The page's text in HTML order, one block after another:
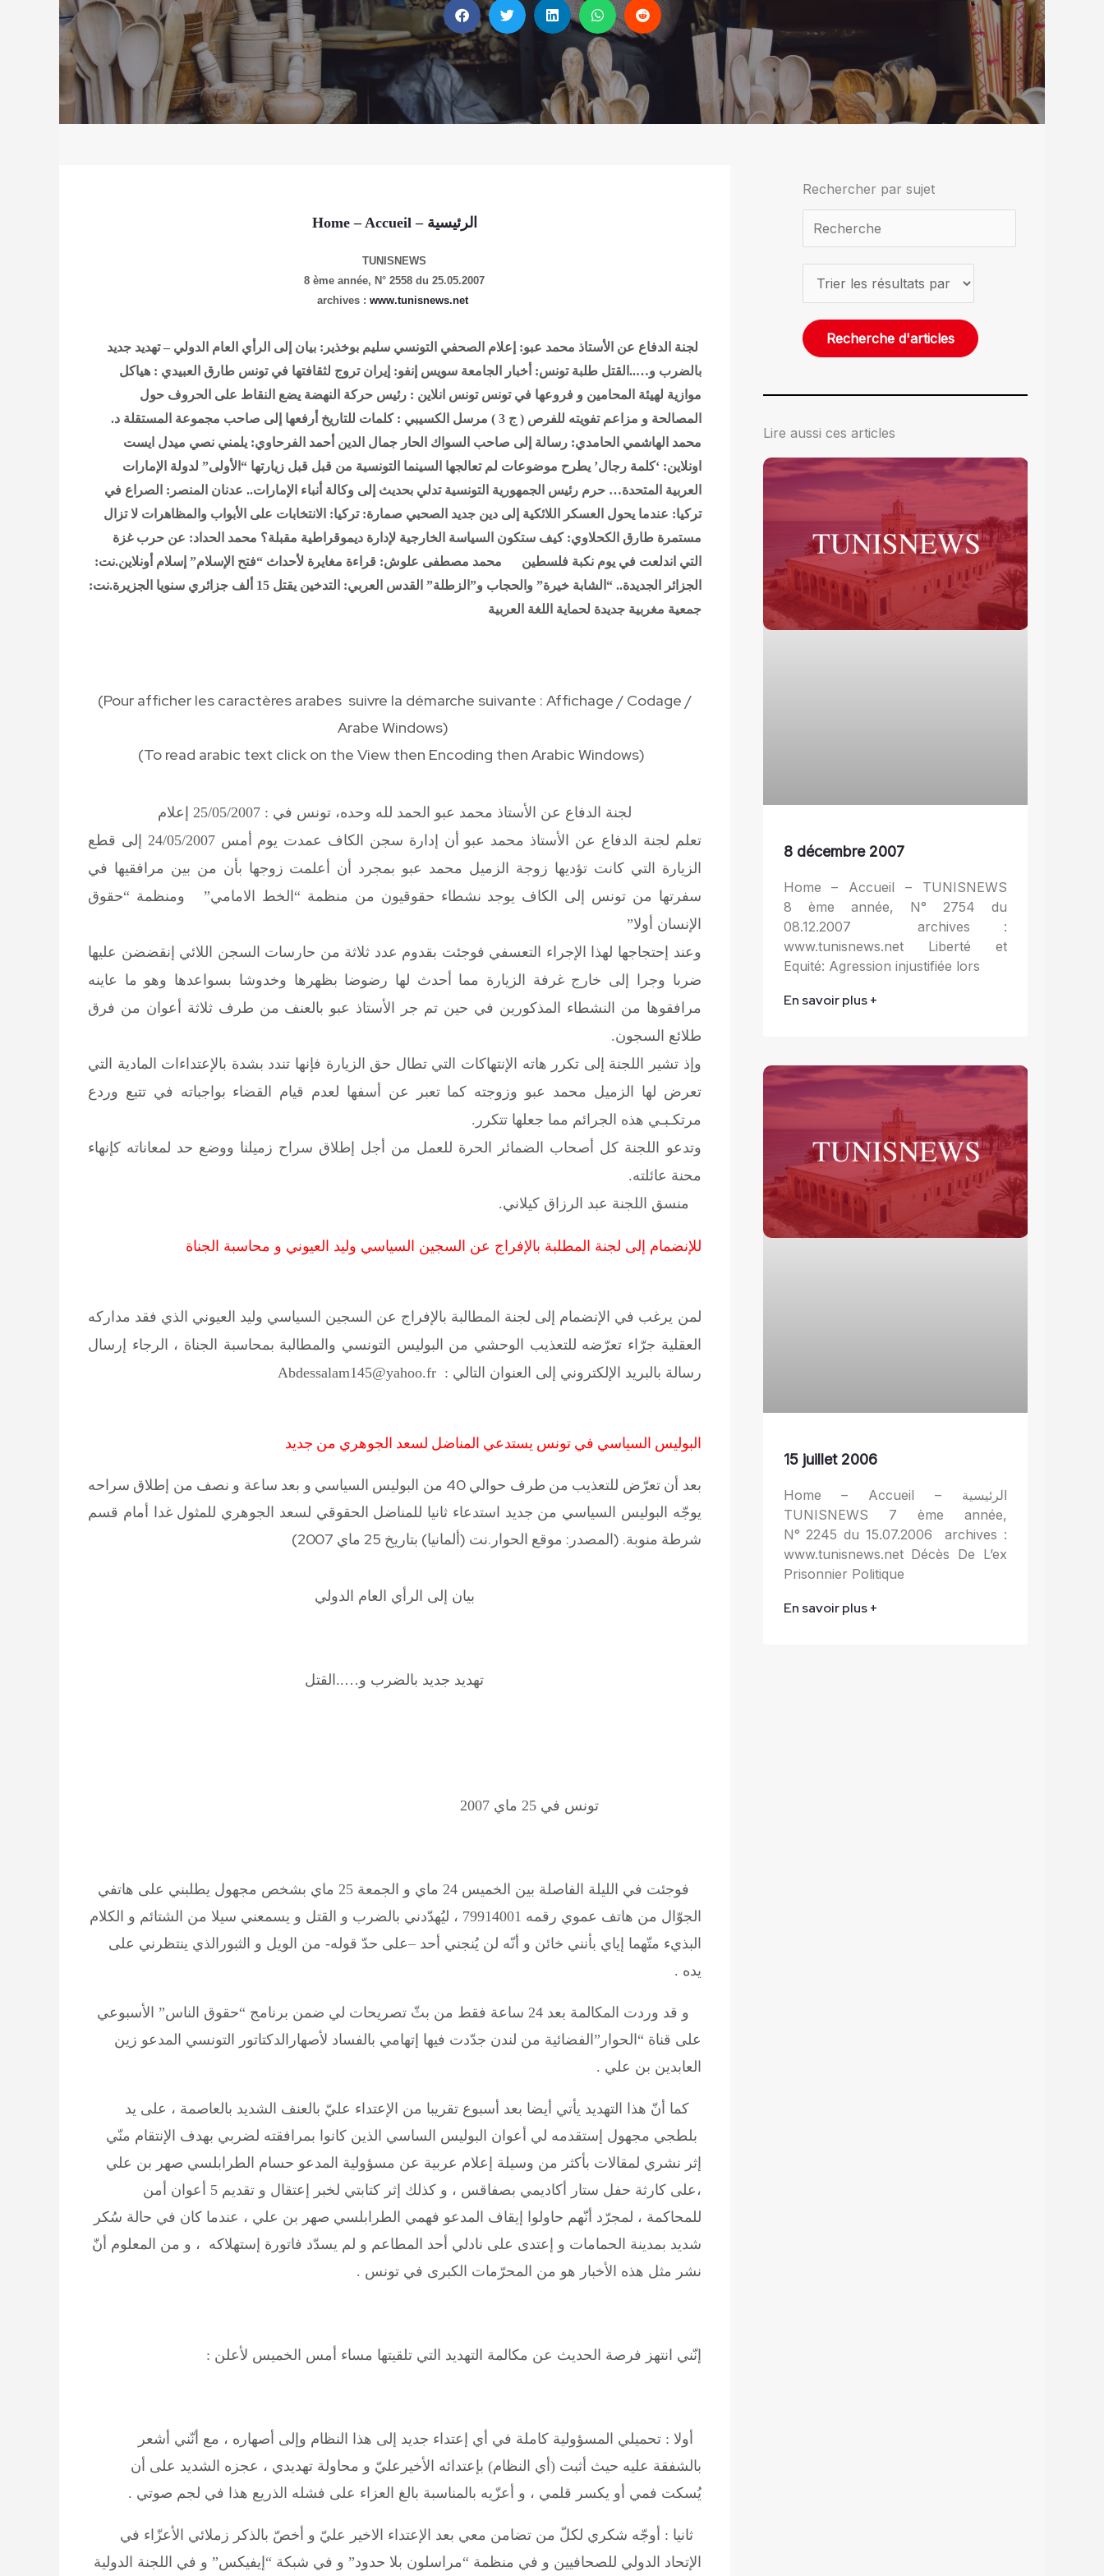
Home– Accueil– الرئيسية
TUNISNEWS
8 ème année, N° 2558 du 25.05.2007
www.tunisnews.net
لجنة الدفاع عن الأستاذ محمد عبو: إعلام الصحفي التونسي سليم بوخذير: بيان إلى الرأي العام الدولي – تهديد جديد
بالضرب و…..القتل طلبة تونس: أخبار الجامعةسويس إنفو: إيران تروج لثقافتها في تونس طارق العبيدي : هياكل
موازية لهيئة المحامين و فروعها في تونستونس انلاين : رئيس حركة النهضة يضع النقاط على الحروف حول
المصالحة و مزاعم تفويته للفرص ( ج 3 )
مرسل الكسيبي : كلمات للتاريخ أرفعها إلى صاحب مجموعة المستقلةد.
محمد الهاشمي الحامدي: رسالة إلى صاحب السواك الحار جمال الدين أحمد الفرحاوي: يلمني نصي ميدل ايست
اونلاين: ‘كلمة رجال’ يطرح موضوعات لم تعالجها السينما التونسية من قبل قبل زيارتها “الأولى” لدولة الإمارات
العربية المتحدة… حرم رئيس الجمهورية التونسية تدلي بحديث إلى وكالة أنباء الإمارات.. عدنان المنصر: الصراع في
تركيا: عندما يحول العسكر اللائكية إلى دين جديد الصحبي صمارة: تركيا: الانتخابات على الأبواب والمظاهرات لا تزال
مستمرةطارق الكحلاوي: كيف ستكون السياسة الخارجية لإدارة ديموقراطية مقبلة؟ محمد الحداد: عن حرب غزة
التي اندلعت في يوم نكبة فلسطين محمد مصطفى علوش: قراءة مغايرة لأحداث “فتح الإسلام” إسلام أونلاين.نت:
الجزائر الجديدة.. “الشابة خيرة” والحجاب و”الزطلة” القدس العربي: التدخين يقتل 15 ألف جزائري سنويا
الجزيرة.نت:
جمعية مغربية جديدة لحماية اللغة العربية
(Pour afficher les caractères arabes suivre la démarche suivante : Affichage / Codage /
Arabe Windows(
(To read arabic text click on the View then Encoding then Arabic Windows(
لجنة الدفاع عن الأستاذ محمد عبو الحمد لله وحده، تونس في : 25/05/2007
إعلام
تعلم لجنة الدفاع عن الأستاذ محمد عبو أن إدارة سجن الكاف عمدت يوم أمس 24/05/2007 إلى قطع
الزيارة التي كانت تؤديها زوجة الزميل محمد عبو بمجرد أن أعلمت زوجها بأن من بين مرافقيها في
سفرتها من تونس إلى الكاف يوجد نشطاء حقوقيون من منظمة “الخط الامامي” ومنظمة “حقوق
الإنسان أولا”
وعند إحتجاجها لهذا الإجراء التعسفي فوجئت بقدوم عدد ثلاثة من حارسات السجن اللائي إنقضضن عليها
ضربا وجرا إلى خارج غرفة الزيارة مما أحدث لها رضوضا بظهرها وخدوشا بسواعدها وهو ما عاينه
مرافقوها من النشطاء المذكورين في حين تم جر الأستاذ عبو بالعنف من طرف ثلاثة أعوان من فرق
طلائع السجون.
وإذ تشير اللجنة إلى تكرر هاته الإنتهاكات التي تطال حق الزيارة فإنها تندد بشدة بالإعتداءات المادية التي
تعرض لها الزميل محمد عبو وزوجته كما تعبر عن أسفها لعدم قيام القضاء بواجباته في تتبع وردع
مرتكـبـي هذه الجرائم مما جعلها تتكرر.
وتدعو اللجنة كل أصحاب الضمائر الحرة للعمل من أجل إطلاق سراح زميلنا ووضع حد لمعاناته كإنهاء
محنة عائلته.
منسق اللجنة عبد الرزاق كيلاني.
للإنضمام إلى لجنة المطلبة بالإفراج عن السجين السياسي وليد العيوني و محاسبة الجناة
لمن يرغب في الإنضمام إلى لجنة المطالبة بالإفراج عن السجين السياسي وليد العيوني الذي فقد مداركه
العقلية جرّاء تعرّضه للتعذيب الوحشي من البوليس التونسي والمطالبة بمحاسبة الجناة ، الرجاء إرسال
رسالة بالبريد الإلكتروني إلى العنوان التالي : Abdessalam145@yahoo.fr
البوليس السياسي في تونس يستدعي المناضل لسعد الجوهري من جديد
بعد أن تعرّض للتعذيب من طرف حوالي 40 من البوليس السياسي و بعد ساعة و نصف من إطلاق سراحه
يوجّه البوليس السياسي من جديد استدعاء ثانيا للمناضل الحقوقي لسعد الجوهري للمثول غدا أمام قسم
شرطة منوبة. (المصدر: موقع الحوار.نت (ألمانيا) بتاريخ 25 ماي 2007)
بيان إلى الرأي العام الدولي
تهديد جديد بالضرب و…..القتل
تونس في 25 ماي 2007
فوجئت في الليلة الفاصلة بين الخميس 24 ماي و الجمعة 25 ماي بشخص مجهول يطلبني على هاتفي
الجوّال من هاتف عموي رقمه 79914001 ، ليُهدّدني بالضرب و القتل و يسمعني سيلا من الشتائم و الكلام
البذيء متّهما إياي بأنني خائن و أنّه لن يُنجني أحد –على حدّ قوله- من الويل و الثبورالذي ينتظرني على
يده .
و قد وردت المكالمة بعد 24 ساعة فقط من بثّ تصريحات لي ضمن برنامج “حقوق الناس” الأسبوعي
على قناة “الحوار”الفضائية من لندن جدّدت فيها إتهامي بالفساد لأصهارالدكتاتور التونسي المدعو زين
العابدين بن علي .
كما أنّ هذا التهديد يأتي أيضا بعد أسبوع تقريبا من الإعتداء عليّ بالعنف الشديد بالعاصمة ، على يد
بلطجي مجهول إستقدمه لي أعوان البوليس الساسي الذين كانوا بمرافقته لضربي بهدف الإنتقام منّي
إثر نشري لمقالات بأكثر من وسيلة إعلام عربية عن مسؤولية المدعو حسام الطرابلسي صهر بن علي
،على كارثة حفل ستار أكاديمي بصفاقس ، و كذلك إثر كتابتي لخبر إعتقال و تقديم 5 أعوان أمن
للمحاكمة ، لمجرّد أنّهم حاولوا إيقاف المدعو فهمي الطرابلسي صهر بن علي ، عندما كان في حالة سُكر
شديد بمدينة الحمامات و إعتدى على نادلي أحد المطاعم و لم يسدّد فاتورة إستهلاكه ، و من المعلوم أنّ
نشر مثل هذه الأخبار هو من المحرّمات الكبرى في تونس .
إنّني انتهز فرصة الحديث عن مكالمة التهديد التي تلقيتها مساء أمس الخميس لأعلن :
أولا : تحميلي المسؤولية كاملة في أي إعتداء جديد إلى هذا النظام وإلى أصهاره ، مع أنّني أشعر
بالشفقة عليه حيث أثبت (أي النظام) بإعتدائه الأخيرعليّ و محاولة تهديدي ، عجزه الشديد على أن
يُسكت فمي أو يكسر قلمي ، و أعزّيه بالمناسبة بالغ العزاء على فشله الذريع هذا في لجم صوتي .
ثانيا : أوجّه شكري لكلّ من تضامن معي بعد الإعتداء الاخير عليّ و أخصّ بالذكر زملائي الأعزّاء في
الإتحاد الدولي للصحافيين و في منظمة “مراسلون بلا حدود” و في شبكة “إيفيكس” و في اللجنة الدولية
Rechercher par sujet
Lire aussi ces articles
8 décembre 2007
Home – Accueil – TUNISNEWS
8 ème année, N° 2754 du
08.12.2007 archives :
www.tunisnews.net Liberté et
Equité: Agression injustifiée lors
En savoir plus +
15 juillet 2006
Home – Accueil – الرئيسية
TUNISNEWS 7 ème année,
N° 2245 du 15.07.2006 archives :
www.tunisnews.net Décès De L’ex
Prisonnier Politique
En savoir plus +